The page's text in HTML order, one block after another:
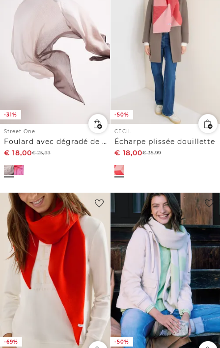
-31%
Street One
Foulard avec dégradé de couleurs
€ 18,00€25,99
-50%
CECIL
Écharpe plissée douillette
€ 18,00€35,99
-69% -50%